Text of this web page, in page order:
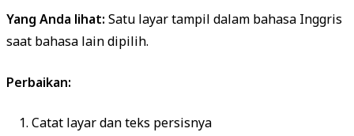
Yang Anda lihat: Satu layar tampil dalam bahasa Inggris
saat bahasa lain dipilih.
Perbaikan:
Catat layar dan teks persisnya